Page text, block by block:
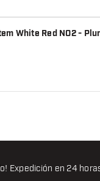
White Red NO2 -
Expedición en 24